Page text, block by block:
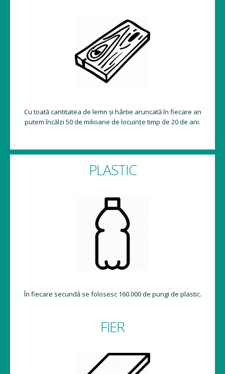
Cu toată cantitatea de lemn și hârtie aruncată în fiecare an
putem încălzi 50 de milioane de locuințe timp de 20 de ani.
PLASTIC
În fiecare secundă se folosesc 160.000 de pungi de plastic.
FIER